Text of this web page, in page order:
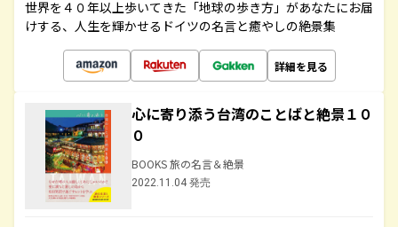
世界を４０年以上歩いてきた「地球の歩き方」があなたにお届
けする、人生を輝かせるドイツの名言と癒やしの絶景集
詳細を見る
心に寄り添う台湾のことばと絶景１０
０
BOOKS 旅の名言＆絶景
2022.11.04 発売